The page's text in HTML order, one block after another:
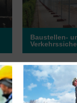
Baustellen-